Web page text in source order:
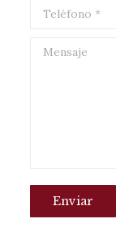
Teléfono *
Mensaje
Enviar